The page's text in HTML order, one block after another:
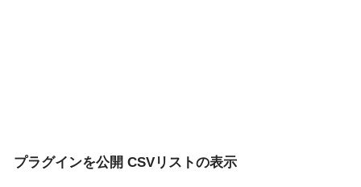
プラグインを公開 CSVリストの表示